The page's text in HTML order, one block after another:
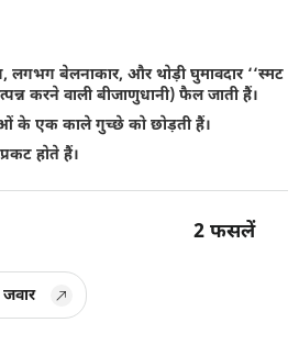
लगभग बेलनाकार, और थोड़ी घुमावदार ‘‘स्मट
करने वाली बीजाणुधानी) फैल जाती हैं।
के एक काले गुच्छे को छोड़ती हैं।
होते हैं।
2 फसलें
जवार